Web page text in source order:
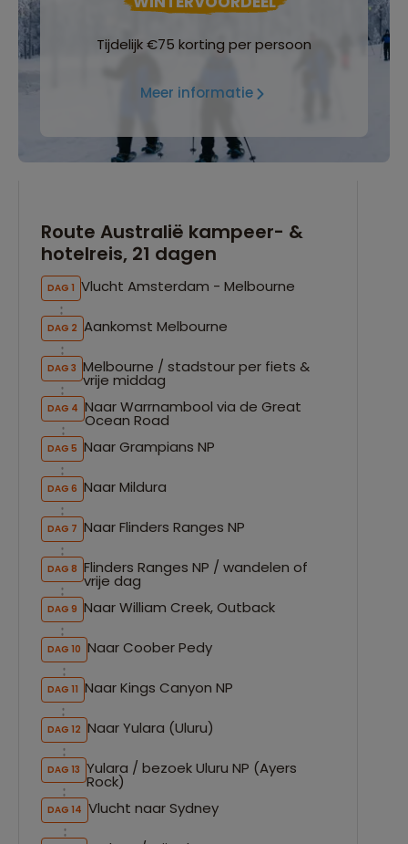
Tijdelijk €75 korting per persoon
Meer informatie
Route Australië kampeer- &
hotelreis, 21 dagen
DAG 1 Vlucht Amsterdam - Melbourne
DAG 2 Aankomst Melbourne
DAG 3 Melbourne / stadstour per fiets &
vrije middag
DAG 4 Naar Warrnambool via de Great
Ocean Road
DAG 5 Naar Grampians NP
DAG 6 Naar Mildura
DAG 7 Naar Flinders Ranges NP
DAG 8 Flinders Ranges NP / wandelen of
vrije dag
DAG 9 Naar William Creek, Outback
DAG 10 Naar Coober Pedy
DAG 11 Naar Kings Canyon NP
DAG 12 Naar Yulara (Uluru)
DAG 13 Yulara / bezoek Uluru NP (Ayers
Rock)
DAG 14 Vlucht naar Sydney